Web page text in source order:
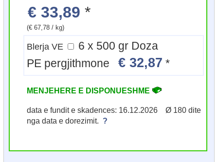
€ 33,89 *
(€ 67,78 / kg)
Blerja VE
6 x 500 gr Doza
PE pergjithmone€ 32,87 *
MENJEHERE E DISPONUESHME
data e fundit e skadences: 16.12.2026 Ø 180 dite
nga data e dorezimit. ?